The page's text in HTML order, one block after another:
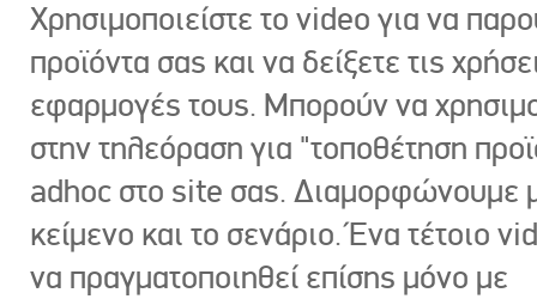
Χρησιμοποιείστε το video για να
προϊόντα σας και να δείξετε τις
εφαρμογές τους. Μπορούν να
στην τηλεόραση για "τοποθέτηση
adhoc στο site σας. Διαμορφώνουμε
κείμενο και το σενάριο. Ένα τέτοιο
να πραγματοποιηθεί επίσης μόνο με